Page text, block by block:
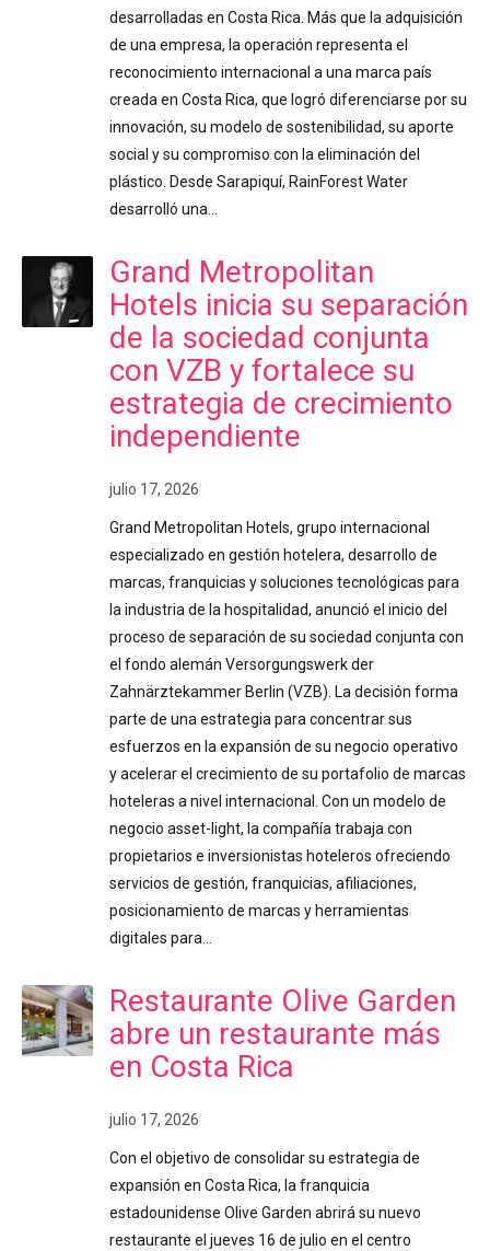
desarrolladas en Costa Rica. Más que la adquisición
de una empresa, la operación representa el
reconocimiento internacional a una marca país
creada en Costa Rica, que logró diferenciarse por su
innovación, su modelo de sostenibilidad, su aporte
social y su compromiso con la eliminación del
plástico. Desde Sarapiquí, RainForest Water
desarrolló una…
Grand Metropolitan
Hotels inicia su separación
de la sociedad conjunta
con VZB y fortalece su
estrategia de crecimiento
independiente
julio 17, 2026
Grand Metropolitan Hotels, grupo internacional
especializado en gestión hotelera, desarrollo de
marcas, franquicias y soluciones tecnológicas para
la industria de la hospitalidad, anunció el inicio del
proceso de separación de su sociedad conjunta con
el fondo alemán Versorgungswerk der
Zahnärztekammer Berlin (VZB). La decisión forma
parte de una estrategia para concentrar sus
esfuerzos en la expansión de su negocio operativo
y acelerar el crecimiento de su portafolio de marcas
hoteleras a nivel internacional. Con un modelo de
negocio asset-light, la compañía trabaja con
propietarios e inversionistas hoteleros ofreciendo
servicios de gestión, franquicias, afiliaciones,
posicionamiento de marcas y herramientas
digitales para…
Restaurante Olive Garden
abre un restaurante más
en Costa Rica
julio 17, 2026
Con el objetivo de consolidar su estrategia de
expansión en Costa Rica, la franquicia
estadounidense Olive Garden abrirá su nuevo
restaurante el jueves 16 de julio en el centro